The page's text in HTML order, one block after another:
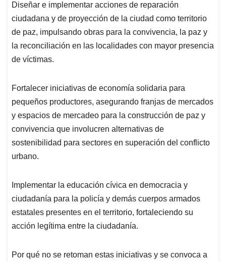
Diseñar e implementar acciones de reparación
ciudadana y de proyección de la ciudad como territorio
de paz, impulsando obras para la convivencia, la paz y
la reconciliación en las localidades con mayor presencia
de víctimas.
Fortalecer iniciativas de economía solidaria para
pequeños productores, asegurando franjas de mercados
y espacios de mercadeo para la construcción de paz y
convivencia que involucren alternativas de
sostenibilidad para sectores en superación del conflicto
urbano.
Implementar la educación cívica en democracia y
ciudadanía para la policía y demás cuerpos armados
estatales presentes en el territorio, fortaleciendo su
acción legítima entre la ciudadanía.
Por qué no se retoman estas iniciativas y se convoca a